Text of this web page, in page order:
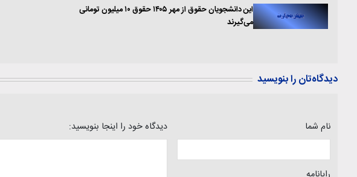
این دانشجویان حقوق از مهر ۱۴۰۵ حقوق ۱۰ میلیون تومانی
می‌گیرند
دیدگاه‌تان را بنویسید
نام شما دیدگاه خود را اینجا بنویسید: